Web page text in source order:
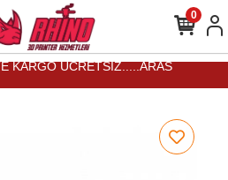
KARGO ÜCRETSİZ.....ARAS
0